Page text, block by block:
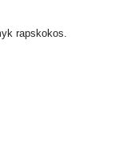
rapskokos.